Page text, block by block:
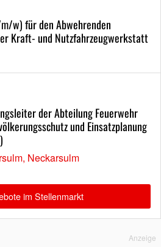
w) für den Abwehrenden
Kraft- und Nutzfahrzeugwerkstatt
der Abteilung Feuerwehr
und Einsatzplanung
Neckarsulm
im Stellenmarkt
Anzeige